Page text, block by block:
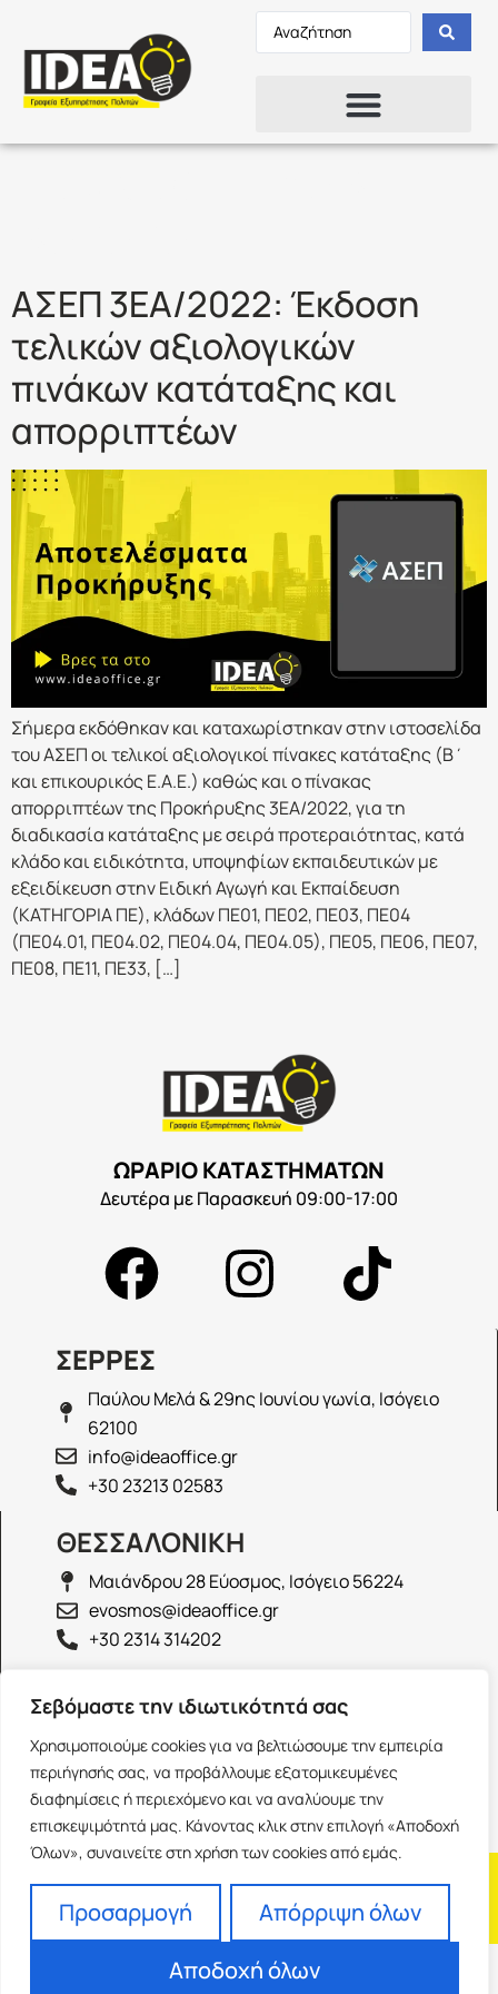
Σεβόμαστε την ιδιωτικότητά σας
Χρησιμοποιούμε cookies για να βελτιώσουμε την εμπειρία
περιήγησής σας, να προβάλλουμε εξατομικευμένες
διαφημίσεις ή περιεχόμενο και να αναλύουμε την
επισκεψιμότητά μας. Κάνοντας κλικ στην επιλογή «Αποδοχή
Όλων», συναινείτε στη χρήση των cookies από εμάς.
Προσαρμογή
Απόρριψη όλων
Αποδοχή όλων
ΑΣΕΠ 3ΕΑ/2022: Έκδοση
τελικών αξιολογικών
πινάκων κατάταξης και
απορριπτέων
Σήμερα εκδόθηκαν και καταχωρίστηκαν στην ιστοσελίδα
του ΑΣΕΠ οι τελικοί αξιολογικοί πίνακες κατάταξης (Β΄
και επικουρικός Ε.Α.Ε.) καθώς και ο πίνακας
απορριπτέων της Προκήρυξης 3ΕΑ/2022, για τη
διαδικασία κατάταξης με σειρά προτεραιότητας, κατά
κλάδο και ειδικότητα, υποψηφίων εκπαιδευτικών με
εξειδίκευση στην Ειδική Αγωγή και Εκπαίδευση
(ΚΑΤΗΓΟΡΙΑ ΠΕ), κλάδων ΠΕ01, ΠΕ02, ΠΕ03, ΠΕ04
(ΠΕ04.01, ΠΕ04.02, ΠΕ04.04, ΠΕ04.05), ΠΕ05, ΠΕ06, ΠΕ07,
ΠΕ08, ΠΕ11, ΠΕ33, […]
ΩΡΑΡΙΟ ΚΑΤΑΣΤΗΜΑΤΩΝ
Δευτέρα με Παρασκευή 09:00-17:00
ΣΕΡΡΕΣ
Παύλου Μελά & 29ης Ιουνίου γωνία, Ισόγειο
62100
info@ideaoffice.gr
+30 23213 02583
ΘΕΣΣΑΛΟΝΙΚΗ
Μαιάνδρου 28 Εύοσμος, Ισόγειο 56224
evosmos@ideaoffice.gr
+30 2314 314202
ΙΩΑΝΝΙΝΑ
Γεώργιου Καραϊσκάκη 38, Ισόγειο 45444
ioannina@ideaoffice.gr
+30 26516 08616
Franchise
Όροι Χρήσης
Powered by